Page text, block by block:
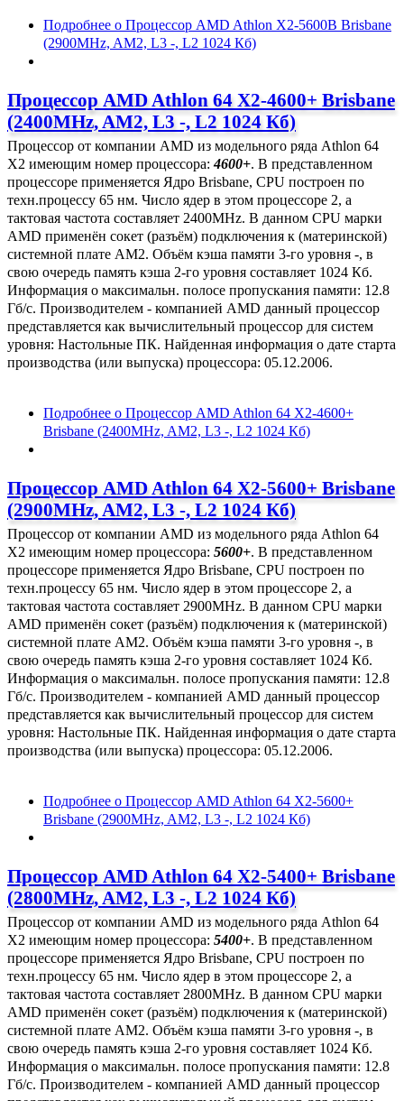
Подробнее о Процессор AMD Athlon X2-5600B Brisbane
(2900MHz, AM2, L3 -, L2 1024 Кб)
Процессор AMD Athlon 64 X2-4600+ Brisbane
(2400MHz, AM2, L3 -, L2 1024 Кб)
Процессор от компании AMD из модельного ряда Athlon 64
X2 имеющим номер процессора:4600+. В представленном
процессоре применяется Ядро Brisbane, CPU построен по
техн.процессу 65 нм. Число ядер в этом процессоре 2, а
тактовая частота составляет 2400MHz. В данном CPU марки
AMD применён сокет (разъём) подключения к (материнской)
системной плате AM2. Объём кэша памяти 3-го уровня -, в
свою очередь память кэша 2-го уровня составляет 1024 Кб.
Информация о максимальн. полосе пропускания памяти: 12.8
Гб/с. Производителем - компанией AMD данный процессор
представляется как вычислительный процессор для систем
уровня: Настольные ПК. Найденная информация о дате старта
производства (или выпуска) процессора: 05.12.2006.
Подробнее о Процессор AMD Athlon 64 X2-4600+
Brisbane (2400MHz, AM2, L3 -, L2 1024 Кб)
Процессор AMD Athlon 64 X2-5600+ Brisbane
(2900MHz, AM2, L3 -, L2 1024 Кб)
Процессор от компании AMD из модельного ряда Athlon 64
X2 имеющим номер процессора: 5600+. В представленном
процессоре применяется Ядро Brisbane, CPU построен по
техн.процессу 65 нм. Число ядер в этом процессоре 2, а
тактовая частота составляет 2900MHz. В данном CPU марки
AMD применён сокет (разъём) подключения к (материнской)
системной плате AM2. Объём кэша памяти 3-го уровня -, в
свою очередь память кэша 2-го уровня составляет 1024 Кб.
Информация о максимальн. полосе пропускания памяти: 12.8
Гб/с. Производителем - компанией AMD данный процессор
представляется как вычислительный процессор для систем
уровня: Настольные ПК. Найденная информация о дате старта
производства (или выпуска) процессора: 05.12.2006.
Подробнее о Процессор AMD Athlon 64 X2-5600+
Brisbane (2900MHz, AM2, L3 -, L2 1024 Кб)
Процессор AMD Athlon 64 X2-5400+ Brisbane
(2800MHz, AM2, L3 -, L2 1024 Кб)
Процессор от компании AMD из модельного ряда Athlon 64
X2 имеющим номер процессора: 5400+. В представленном
процессоре применяется Ядро Brisbane, CPU построен по
техн.процессу 65 нм. Число ядер в этом процессоре 2, а
тактовая частота составляет 2800MHz. В данном CPU марки
AMD применён сокет (разъём) подключения к (материнской)
системной плате AM2. Объём кэша памяти 3-го уровня -, в
свою очередь память кэша 2-го уровня составляет 1024 Кб.
Информация о максимальн. полосе пропускания памяти: 12.8
Гб/с. Производителем - компанией AMD данный процессор